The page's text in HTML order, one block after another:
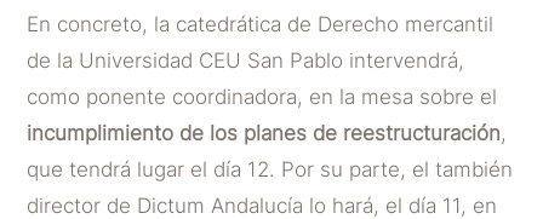
En concreto, la catedrática de Derecho mercantil
de la Universidad CEU San Pablo intervendrá,
como ponente coordinadora, en la mesa sobre el
incumplimiento de los planes de reestructuración,
que tendrá lugar el día 12. Por su parte, el también
director de Dictum Andalucía lo hará, el día 11, en